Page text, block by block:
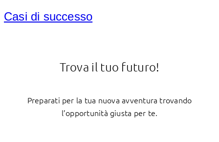
Casi di successo
Trova il tuo futuro!
Preparati per la tua nuova avventura trovando
l’opportunità giusta per te.